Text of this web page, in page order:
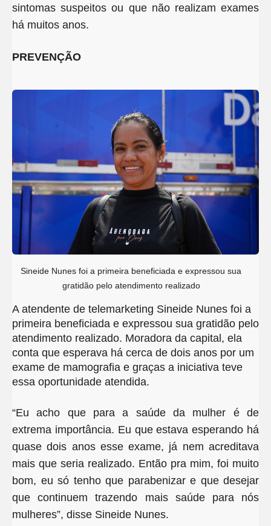
sintomas suspeitos ou que não realizam exames
há muitos anos.
PREVENÇÃO
Sineide Nunes foi a primeira beneficiada e expressou sua
gratidão pelo atendimento realizado
A atendente de telemarketing Sineide Nunes foi a
primeira beneficiada e expressou sua gratidão pelo
atendimento realizado. Moradora da capital, ela
conta que esperava há cerca de dois anos por um
exame de mamografia e graças a iniciativa teve
essa oportunidade atendida.
“Eu acho que para a saúde da mulher é de
extrema importância. Eu que estava esperando há
quase dois anos esse exame, já nem acreditava
mais que seria realizado. Então pra mim, foi muito
bom, eu só tenho que parabenizar e que desejar
que continuem trazendo mais saúde para nós
mulheres”, disse Sineide Nunes.